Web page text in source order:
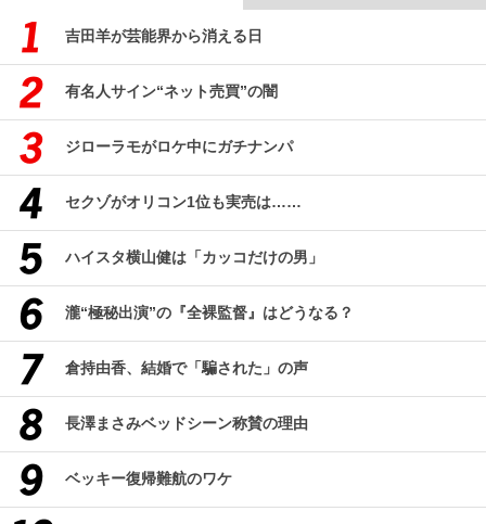
吉田羊が芸能界から消える日
有名人サイン“ネット売買”の闇
ジローラモがロケ中にガチナンパ
セクゾがオリコン1位も実売は……
ハイスタ横山健は「カッコだけの男」
瀧“極秘出演”の『全裸監督』はどうなる？
倉持由香、結婚で「騙された」の声
長澤まさみベッドシーン称賛の理由
ベッキー復帰難航のワケ